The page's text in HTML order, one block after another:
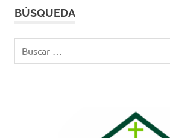
BÚSQUEDA